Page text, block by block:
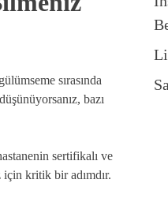
sırasında
bazı
sertifikalı ve
için kritik bir adımdır.